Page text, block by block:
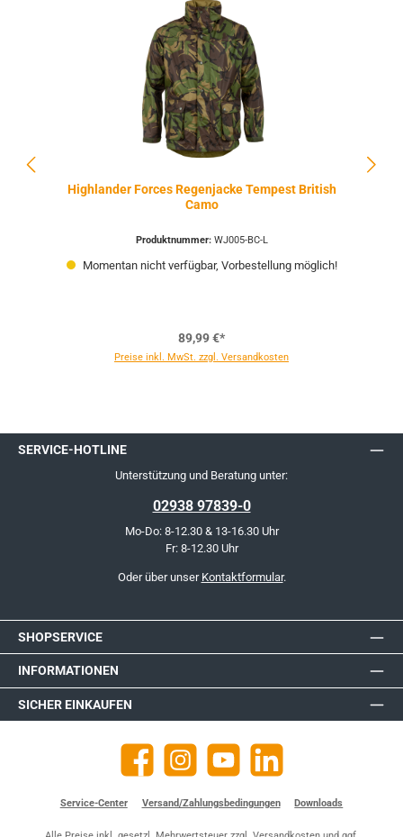
Highlander Forces Regenjacke Tempest British
Camo
Produktnummer: WJ005-BC-L
Momentan nicht verfügbar, Vorbestellung möglich!
89,99 €*
Preise inkl. MwSt. zzgl. Versandkosten
SERVICE-HOTLINE
Unterstützung und Beratung unter:
02938 97839-0
Mo-Do: 8-12.30 & 13-16.30 Uhr
Fr: 8-12.30 Uhr
Oder über unser Kontaktformular.
SHOPSERVICE
INFORMATIONEN
SICHER EINKAUFEN
Facebook Instagram YouTube https://de.linkedin.com/company/
Service-Center Versand/Zahlungsbedingungen Downloads